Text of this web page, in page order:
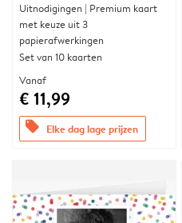
Uitnodigingen | Premium kaart
met keuze uit 3
papierafwerkingen
Set van 10 kaarten
Vanaf
€ 11,99
offers Elke dag lage prijzen